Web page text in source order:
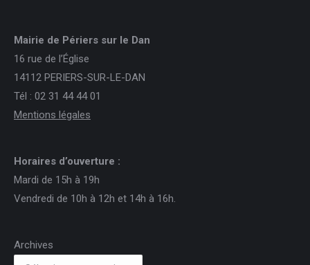
Mairie de Périers sur le Dan
16 rue de l’Église
14112 PERIERS-SUR-LE-DAN
Tél : 02 31 44 44 01
Mentions légales
Horaires d’ouverture :
Mardi de 15h à 19h
Vendredi de 10h à 12h et 14h à 16h.
Archives